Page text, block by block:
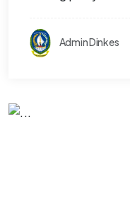
Admin Dinkes